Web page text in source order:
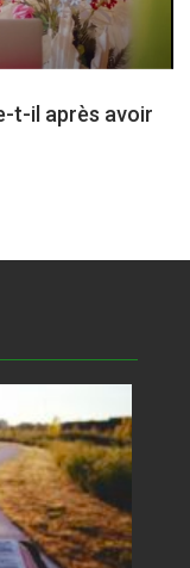
t-il après avoir